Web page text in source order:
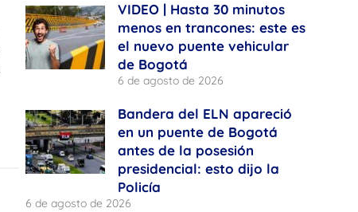
VIDEO | Hasta 30 minutos
menos en trancones: este es
el nuevo puente vehicular
de Bogotá
6 de agosto de 2026
Bandera del ELN apareció
en un puente de Bogotá
antes de la posesión
presidencial: esto dijo la
Policía
6 de agosto de 2026